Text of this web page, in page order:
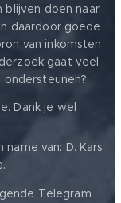
blijven doen naar
daardoor goede
van inkomsten
gaat veel
Dank je wel
van: D. Kars
Telegram